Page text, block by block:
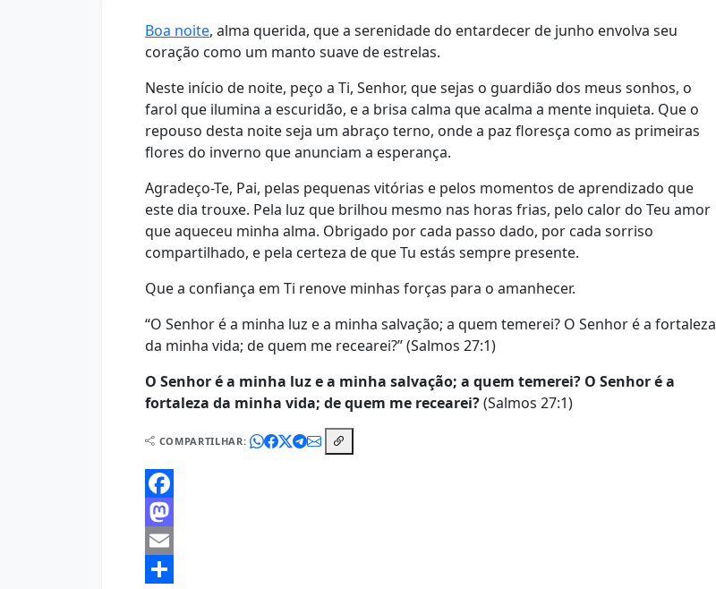
Boa noite, alma querida, que a serenidade do entardecer de junho envolva seu
coração como um manto suave de estrelas.
Neste início de noite, peço a Ti, Senhor, que sejas o guardião dos meus sonhos, o
farol que ilumina a escuridão, e a brisa calma que acalma a mente inquieta. Que o
repouso desta noite seja um abraço terno, onde a paz floresça como as primeiras
flores do inverno que anunciam a esperança.
Agradeço-Te, Pai, pelas pequenas vitórias e pelos momentos de aprendizado que
este dia trouxe. Pela luz que brilhou mesmo nas horas frias, pelo calor do Teu amor
que aqueceu minha alma. Obrigado por cada passo dado, por cada sorriso
compartilhado, e pela certeza de que Tu estás sempre presente.
Que a confiança em Ti renove minhas forças para o amanhecer.
“O Senhor é a minha luz e a minha salvação; a quem temerei? O Senhor é a fortaleza
da minha vida; de quem me recearei?” (Salmos 27:1)
O Senhor é a minha luz e a minha salvação; a quem temerei? O Senhor é a
fortaleza da minha vida; de quem me recearei?(Salmos 27:1)
COMPARTILHAR:
Facebook
Mastodon
Email